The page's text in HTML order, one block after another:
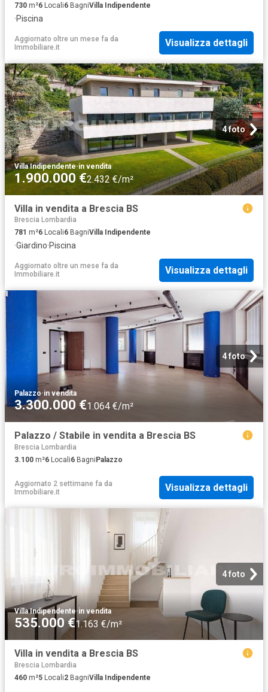
730 m²6 Locali6 BagniVilla Indipendente
·Piscina
Aggiornato oltre un mese fa da
Immobiliare.it
Visualizza dettagli
4 foto
Villa Indipendente·in vendita
1.900.000 €2.432 €/m²
Villa in vendita a Brescia BS
Brescia Lombardia
781 m²6 Locali6 BagniVilla Indipendente
·Giardino·Piscina
Aggiornato oltre un mese fa da
Immobiliare.it
Visualizza dettagli
4 foto
Palazzo·in vendita
3.300.000 €1.064 €/m²
Palazzo / Stabile in vendita a Brescia BS
Brescia Lombardia
3.100 m²6 Locali6 Bagni Palazzo
Aggiornato 2 settimane fa da
Immobiliare.it
Visualizza dettagli
4 foto
Villa Indipendente·in vendita
535.000 €1.163 €/m²
Villa in vendita a Brescia BS
Brescia Lombardia
460 m²5 Locali2 BagniVilla Indipendente